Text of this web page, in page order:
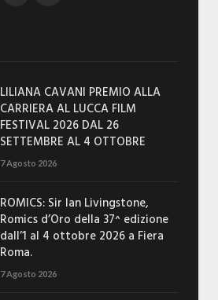
LILIANA CAVANI PREMIO ALLA
CARRIERA AL LUCCA FILM
FESTIVAL 2026 DAL 26
SETTEMBRE AL 4 OTTOBRE
7 Agosto 2026
ROMICS: Sir Ian Livingstone,
Romics d’Oro della 37^ edizione
dall’1 al 4 ottobre 2026 a Fiera
Roma.
7 Agosto 2026